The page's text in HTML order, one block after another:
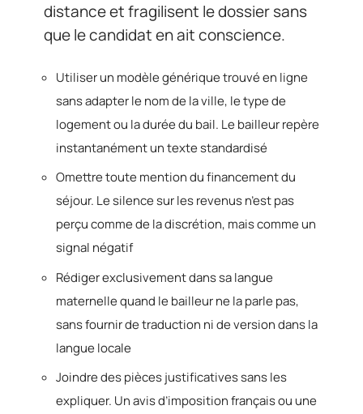
distance et fragilisent le dossier sans
que le candidat en ait conscience.
Utiliser un modèle générique trouvé en ligne
sans adapter le nom de la ville, le type de
logement ou la durée du bail. Le bailleur repère
instantanément un texte standardisé
Omettre toute mention du financement du
séjour. Le silence sur les revenus n’est pas
perçu comme de la discrétion, mais comme un
signal négatif
Rédiger exclusivement dans sa langue
maternelle quand le bailleur ne la parle pas,
sans fournir de traduction ni de version dans la
langue locale
Joindre des pièces justificatives sans les
expliquer. Un avis d’imposition français ou une